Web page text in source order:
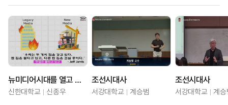
뉴미디어시대를 열고 있는 유튜브미디어 시대의 전략은?
신한대학교 신종우
조선시대사
서강대학교 계승범
조선시대사
서강대학교 계